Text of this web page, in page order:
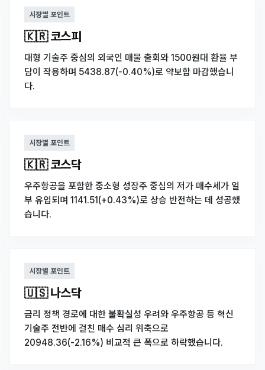
시장별 포인트
🇰🇷 코스피
대형 기술주 중심의 외국인 매물 출회와 1500원대 환율 부
담이 작용하며 5438.87(-0.40%)로 약보합 마감했습니
다.
시장별 포인트
🇰🇷 코스닥
우주항공을 포함한 중소형 성장주 중심의 저가 매수세가 일
부 유입되며 1141.51(+0.43%)로 상승 반전하는 데 성공했
습니다.
시장별 포인트
🇺🇸 나스닥
금리 정책 경로에 대한 불확실성 우려와 우주항공 등 혁신
기술주 전반에 걸친 매수 심리 위축으로
20948.36(-2.16%) 비교적 큰 폭으로 하락했습니다.